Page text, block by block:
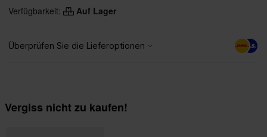
Verfügbarkeit:
Auf Lager
Vergiss nicht zu kaufen!